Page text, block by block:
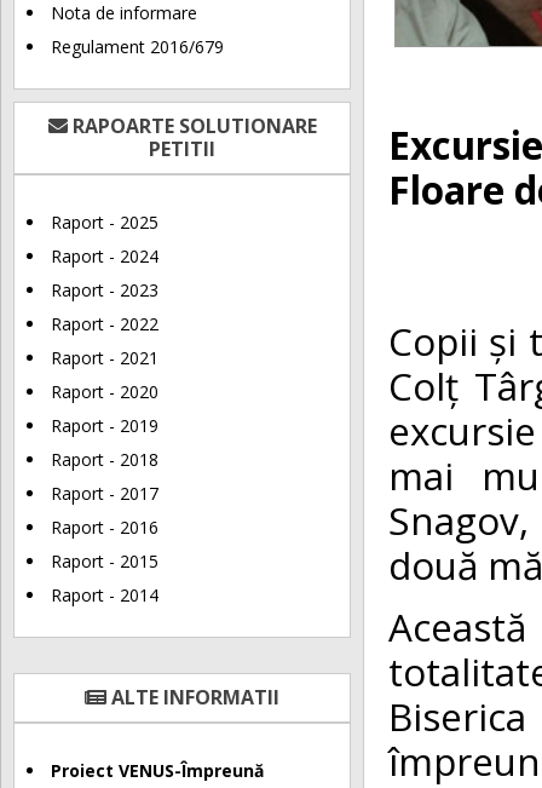
Nota de informare
Regulament 2016/679
RAPOARTE SOLUTIONARE
PETITII
Raport - 2025
Raport - 2024
Raport - 2023
Raport - 2022
Raport - 2021
Raport - 2020
Raport - 2019
Raport - 2018
Raport - 2017
Raport - 2016
Raport - 2015
Raport - 2014
ALTE INFORMATII
Proiect VENUS-Împreună
Floare
Copii și
Colț
mai
două